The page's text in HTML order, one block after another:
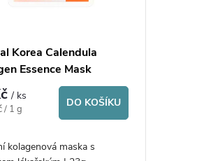
Korea Calendula
Essence Mask
/ ks
/ 1 g
DO KOŠÍKU
kolagenová maska s